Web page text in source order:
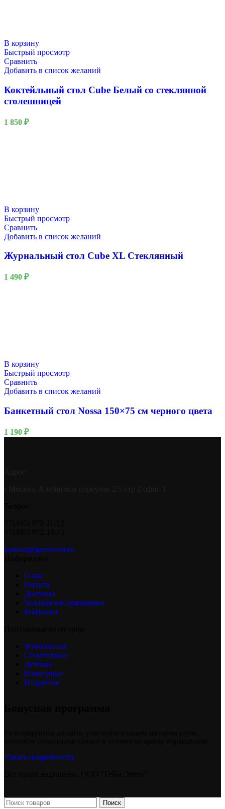
В корзину
Быстрый просмотр
Сравнить
Добавить в список желаний
Коктейльный стол Cube Белый со стеклянной
столешницей
1 850 ₽
В корзину
Быстрый просмотр
Сравнить
Добавить в список желаний
Журнальный стол Cube XL Стеклянный
1 490 ₽
В корзину
Быстрый просмотр
Сравнить
Добавить в список желаний
Банкетный стол Nossa 150×75 см черного цвета
1 190 ₽
kontakt@gamevent.ru
О нас
Оплата
Доставка
Условия обслуживания
Контакты
Футбольные
Спортивные
Детские
Командные
Надувные
Узнать подробности
Поиск